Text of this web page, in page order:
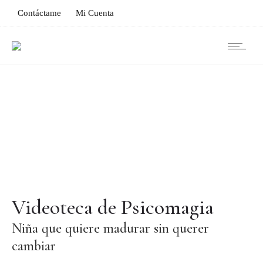
Contáctame Mi Cuenta
Videoteca de Psicomagia
Niña que quiere madurar sin querer
cambiar